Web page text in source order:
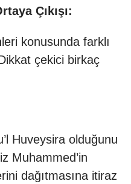
Çıkışı:
konusunda farklı
çekici birkaç
Huveysira olduğunu
Muhammed’in
dağıtmasına itiraz